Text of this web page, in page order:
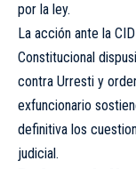
por la ley.
La acción ante la
Constitucional
contra Urresti y
exfuncionario
definitiva los
judicial.